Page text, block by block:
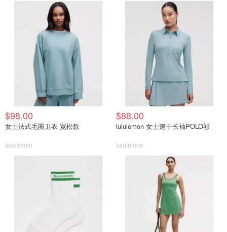
$98.00
女士法式毛圈卫衣 宽松款
lululemon
$88.00
lululemon 女士速干长袖POLO衫
lululemon